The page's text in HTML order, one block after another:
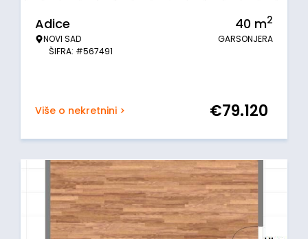
Adice
NOVI SAD
ŠIFRA: #567491
40 m2
GARSONJERA
Više o nekretnini > €79.120